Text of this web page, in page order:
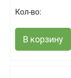
Кол-во:
В корзину